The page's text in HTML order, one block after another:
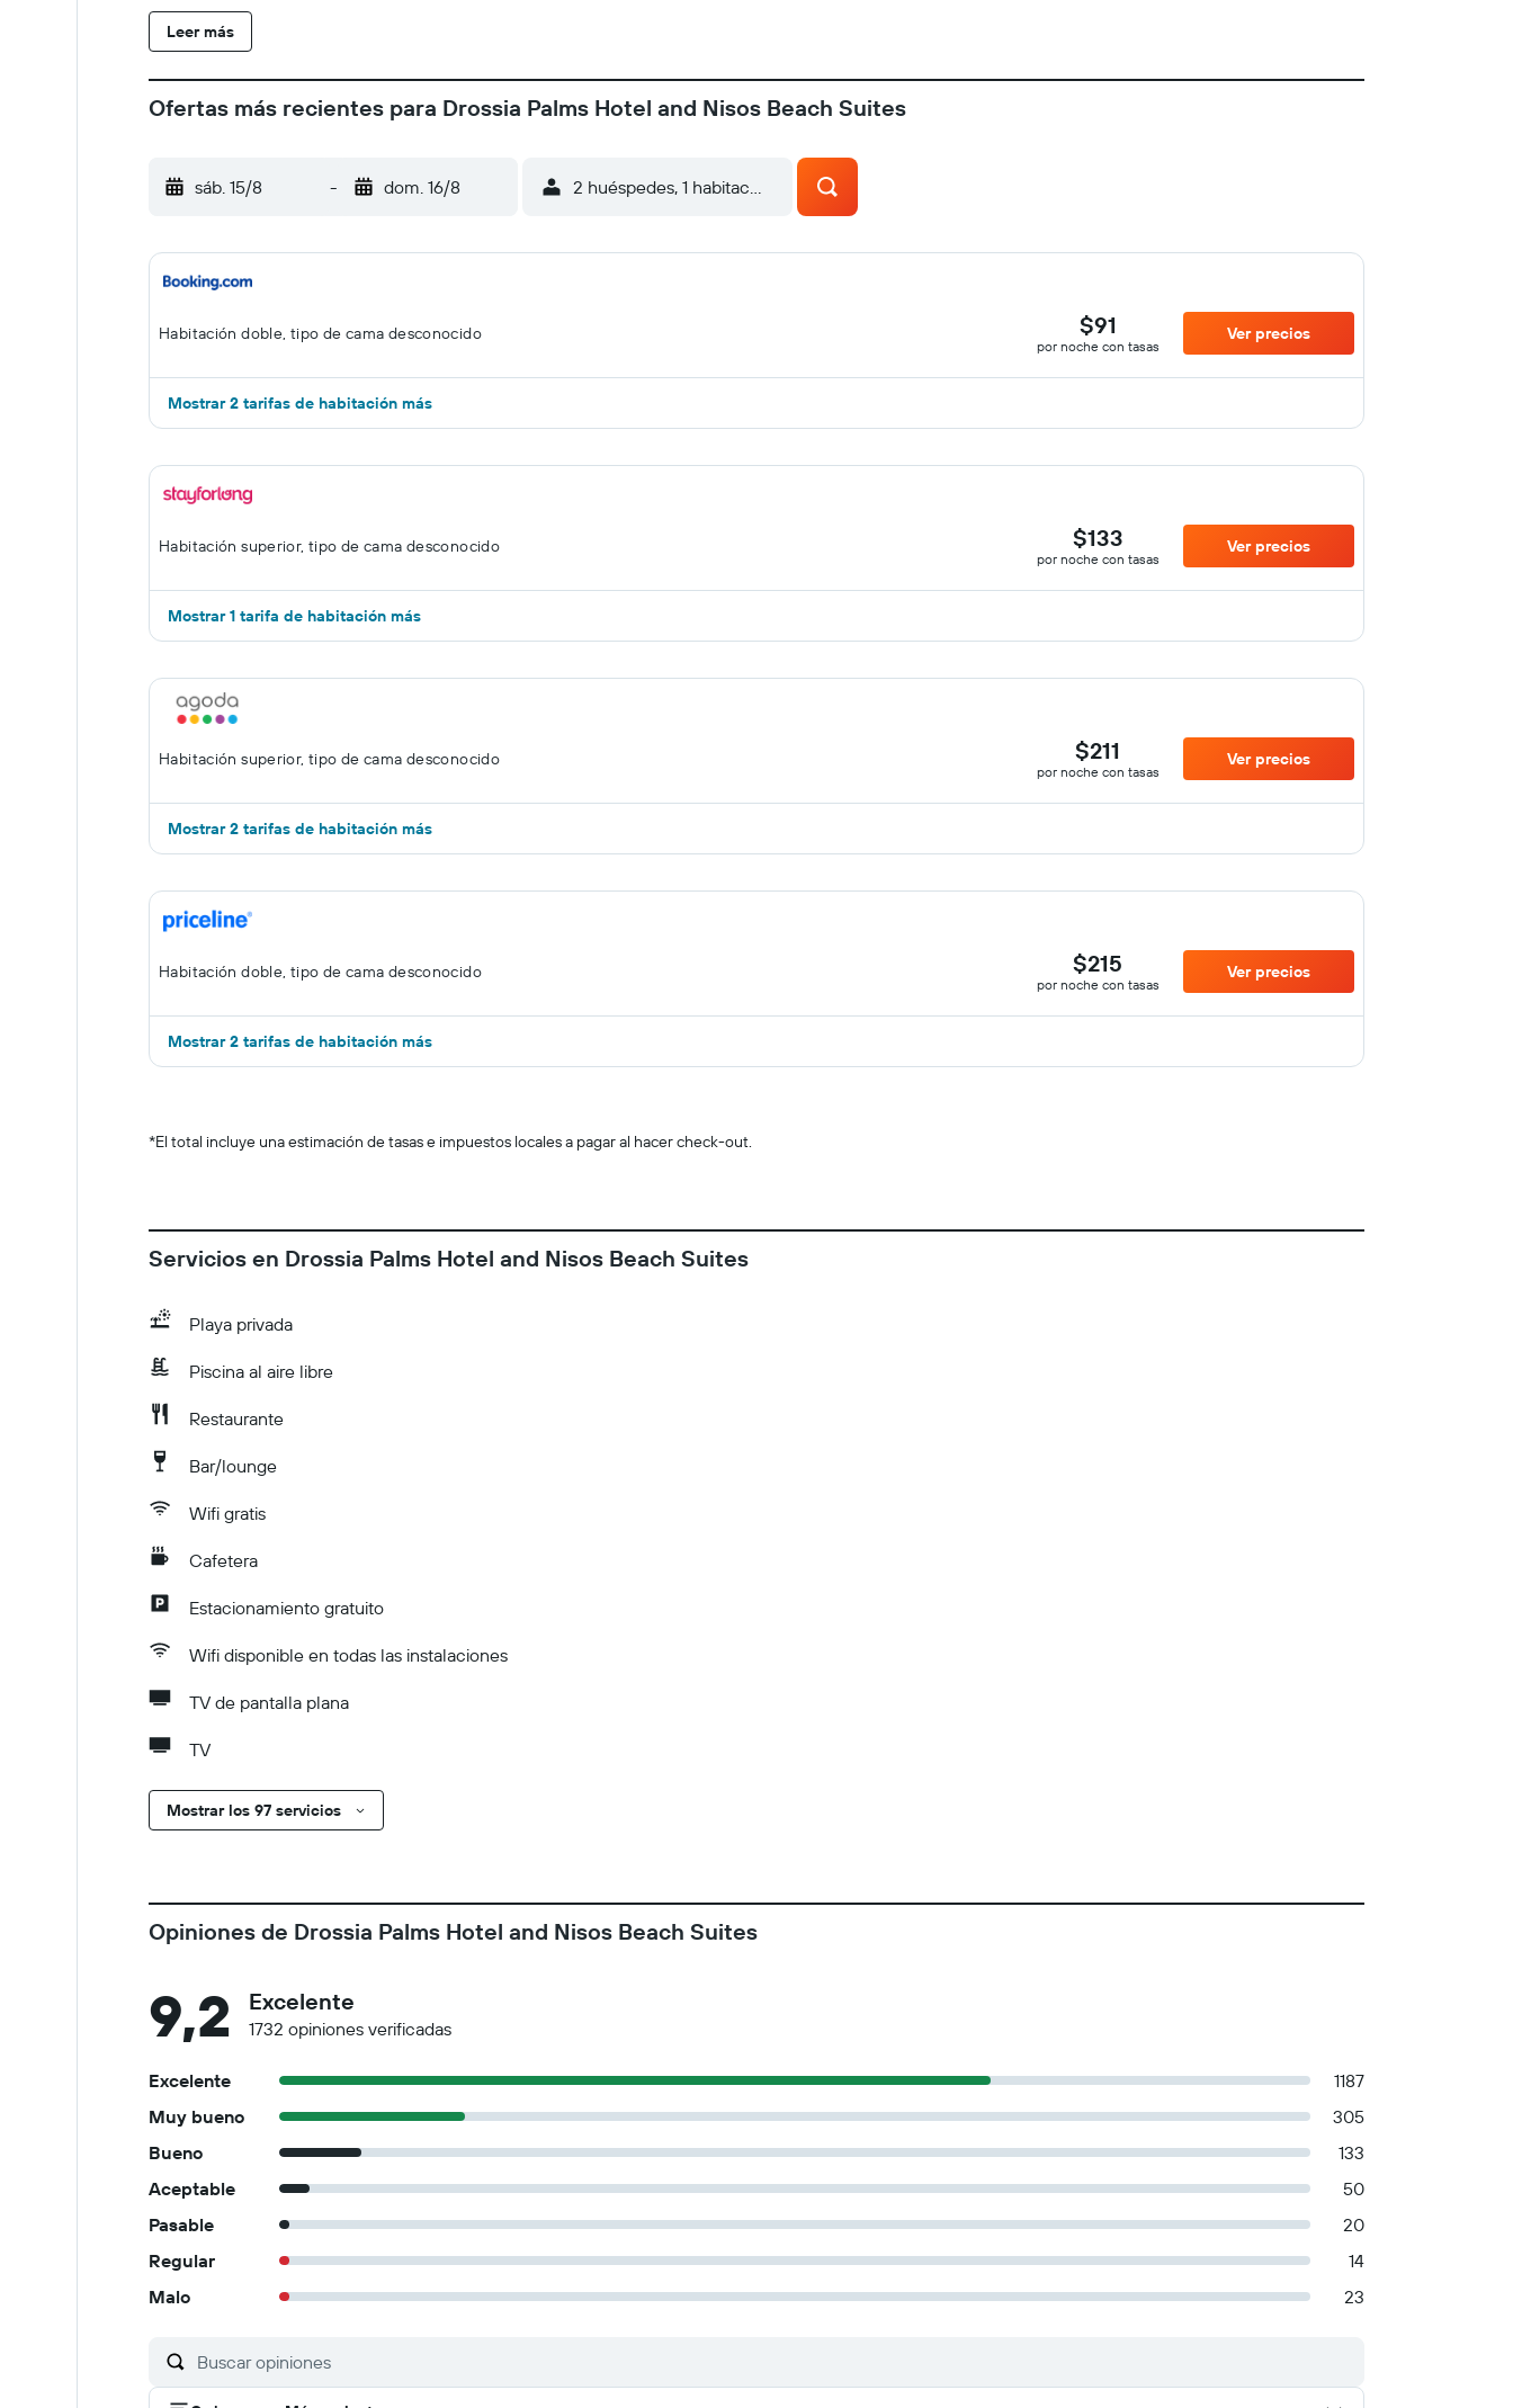
Leer más
Ofertas más recientes para Drossia Palms Hotel and Nisos Beach Suites
sáb. 15/8 - dom. 16/8 2 huéspedes, 1 habitación
Habitación doble, tipo de cama desconocido $91
por noche con tasas
Ver precios
Mostrar 2 tarifas de habitación más
Habitación superior, tipo de cama desconocido $133
por noche con tasas
Ver precios
Mostrar 1 tarifa de habitación más
Habitación superior, tipo de cama desconocido $211
por noche con tasas
Ver precios
Mostrar 2 tarifas de habitación más
Habitación doble, tipo de cama desconocido $215
por noche con tasas
Ver precios
Mostrar 2 tarifas de habitación más
*El total incluye una estimación de tasas e impuestos locales a pagar al hacer check-out.
Servicios en Drossia Palms Hotel and Nisos Beach Suites
Playa privada
Piscina al aire libre
Restaurante
Bar/lounge
Wifi gratis
Cafetera
Estacionamiento gratuito
Wifi disponible en todas las instalaciones
TV de pantalla plana
TV
Mostrar los 97 servicios
Opiniones de Drossia Palms Hotel and Nisos Beach Suites
9,2 Excelente
1732 opiniones verificadas
Excelente
1187
Muy bueno
305
Bueno
133
Aceptable
50
Pasable
20
Regular
14
Malo
23